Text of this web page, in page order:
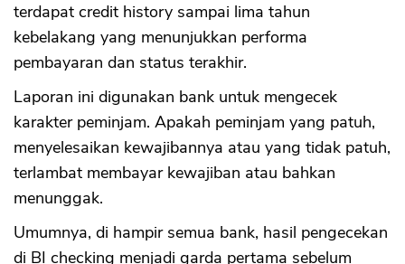
terdapat credit history sampai lima tahun
kebelakang yang menunjukkan performa
pembayaran dan status terakhir.
Laporan ini digunakan bank untuk mengecek
karakter peminjam. Apakah peminjam yang patuh,
menyelesaikan kewajibannya atau yang tidak patuh,
terlambat membayar kewajiban atau bahkan
menunggak.
Umumnya, di hampir semua bank, hasil pengecekan
di BI checking menjadi garda pertama sebelum